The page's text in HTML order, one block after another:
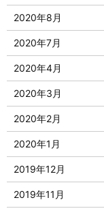
2020年8月
2020年7月
2020年4月
2020年3月
2020年2月
2020年1月
2019年12月
2019年11月